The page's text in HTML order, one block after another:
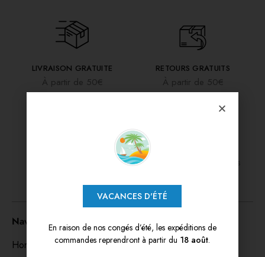
LIVRAISON GRATUITE
À partir de 50€
RETOURS GRATUITS
À partir de 50€
Nos vêtements son testés
Navigation
Hommes
VACANCES D'ÉTÉ
En raison de nos congés d’été, les expéditions de
commandes reprendront à partir du 18 août.